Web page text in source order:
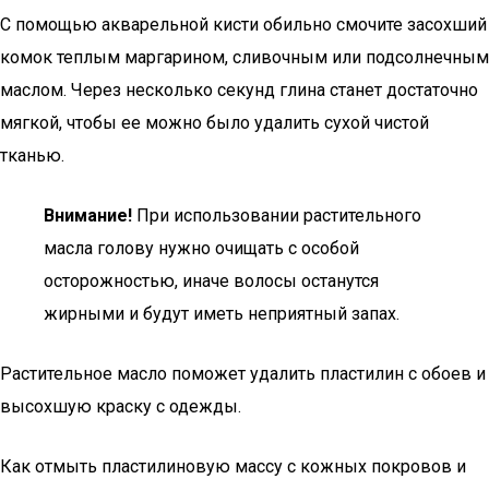
С помощью акварельной кисти обильно смочите засохший
комок теплым маргарином, сливочным или подсолнечным
маслом. Через несколько секунд глина станет достаточно
мягкой, чтобы ее можно было удалить сухой чистой
тканью.
Внимание! При использовании растительного
масла голову нужно очищать с особой
осторожностью, иначе волосы останутся
жирными и будут иметь неприятный запах.
Растительное масло поможет удалить пластилин с обоев и
высохшую краску с одежды.
Как отмыть пластилиновую массу с кожных покровов и